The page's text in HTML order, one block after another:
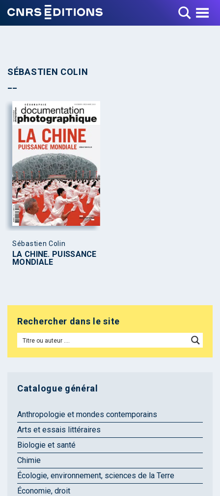
Toggle Menu
SÉBASTIEN COLIN
Sébastien Colin
LA CHINE. PUISSANCE
MONDIALE
Rechercher dans le site
Catalogue général
Anthropologie et mondes contemporains
Arts et essais littéraires
Biologie et santé
Chimie
Écologie, environnement, sciences de la Terre
Économie, droit